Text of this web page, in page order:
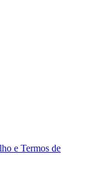
e Termos de